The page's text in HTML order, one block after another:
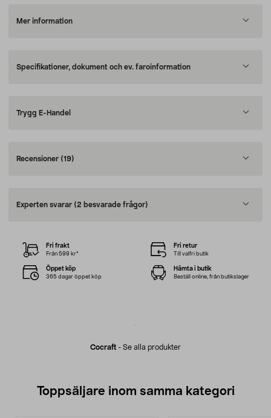
Mer information
Specifikationer, dokument och ev. faroinformation
Trygg E-Handel
Recensioner (19)
Experten svarar (2 besvarade frågor)
Cocraft - Se alla produkter
Fri frakt
Från 599 kr*
Fri retur
Till valfri butik
Öppet köp
365 dagar öppet köp
Hämta i butik
Beställ online, från butikslager
Toppsäljare inom samma kategori